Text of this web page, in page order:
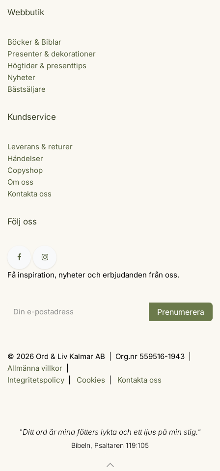
Webbutik
Böcker & Biblar
Presenter & dekorationer
Högtider & presenttips
Nyheter
Bästsäljare
Kundservice
Leverans & returer
Händelser
Copyshop
Om oss
Kontakta oss
Följ oss
Få inspiration, nyheter och erbjudanden från oss.
Prenumerera
© 2026 Ord & Liv Kalmar AB | Org.nr 559516-1943 |
Allmänna villkor
Integritetspolicy
Cookies Kontakta oss
"Ditt ord är mina fötters lykta och ett ljus på min stig."
Bibeln, Psaltaren 119:105